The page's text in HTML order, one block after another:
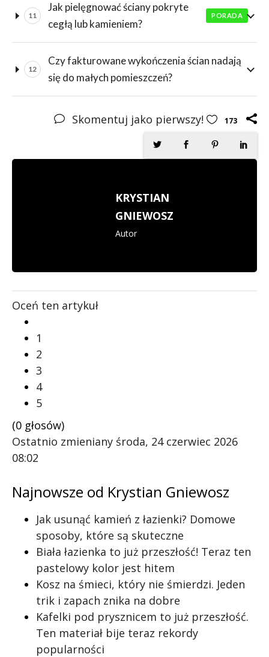
11
Jak pielęgnować ściany pokryte
cegłą lub kamieniem?
PORADA
12
Czy fakturowane wykończenia ścian nadają
się do małych pomieszczeń?
Skomentuj jako pierwszy! 173
KRYSTIAN
GNIEWOSZ
Autor
Oceń ten artykuł
1
2
3
4
5
(0 głosów)
Ostatnio zmieniany środa, 24 czerwiec 2026
08:02
Najnowsze od Krystian Gniewosz
Jak usunąć kamień z łazienki? Domowe
sposoby, które są skuteczne
Biała łazienka to już przeszłość! Teraz ten
pastelowy kolor jest hitem
Kosz na śmieci, który nie śmierdzi. Jeden
trik i zapach znika na dobre
Kafelki pod prysznicem to już przeszłość.
Ten materiał bije teraz rekordy
popularności